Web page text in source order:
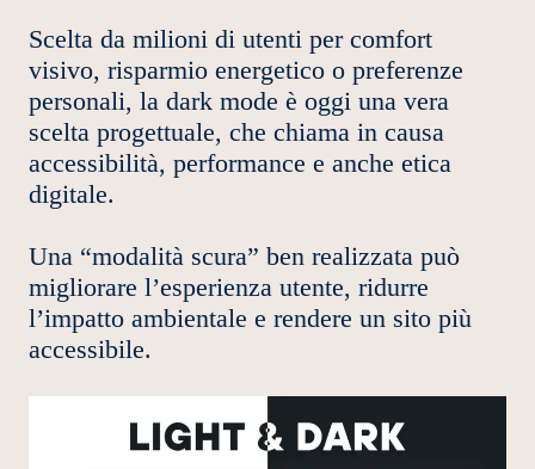
Scelta da milioni di utenti per comfort
visivo, risparmio energetico o preferenze
personali, la dark mode è oggi una vera
scelta progettuale, che chiama in causa
accessibilità, performance e anche etica
digitale.
Una “modalità scura” ben realizzata può
migliorare l’esperienza utente, ridurre
l’impatto ambientale e rendere un sito più
accessibile.